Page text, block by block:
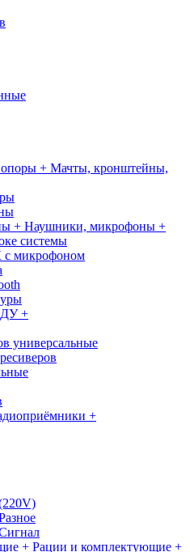
Мачты, кронштейны,
Наушники, микрофоны +
системы
микрофоном
ДУ +
универсальные
+
Рации и комплектующие +